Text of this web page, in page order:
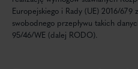
Europejskiego i Rady (UE) 2016/
swobodnego przepływu takich
95/46/WE (dalej RODO).